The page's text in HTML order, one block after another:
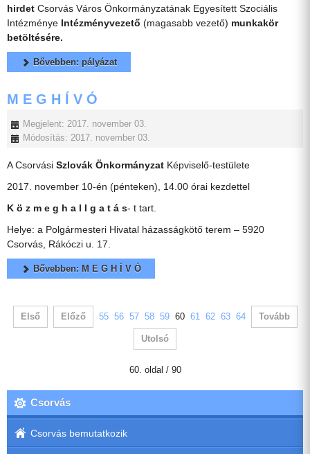
hirdet Csorvás Város Önkormányzatának Egyesített Szociális
Intézménye Intézményvezető (magasabb vezető) munkakör
betöltésére.
Bővebben: pályázat
M E G H Í V Ó
Megjelent: 2017. november 03.
Módosítás: 2017. november 03.
A Csorvási Szlovák Önkormányzat Képviselő-testülete
2017. november 10-én (pénteken), 14.00 órai kezdettel
K ö z m e g h a l l g a t á s- t tart.
Helye: a Polgármesteri Hivatal házasságkötő terem – 5920
Csorvás, Rákóczi u. 17.
Bővebben: M E G H Í V Ó
Első Előző 55 56 57 58 59 60 61 62 63 64 Tovább
Utolsó
60. oldal / 90
Csorvás
Csorvás bemutatkozik